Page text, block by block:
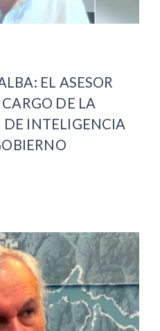
EL ASESOR
DE LA
INTELIGENCIA